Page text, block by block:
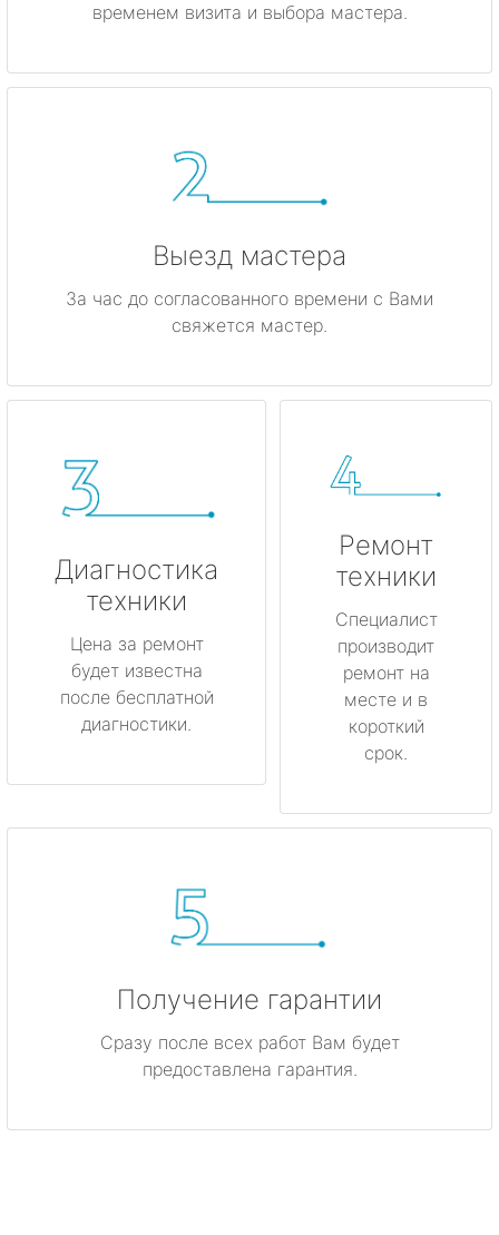
временем визита и выбора мастера.
Выезд мастера
За час до согласованного времени с Вами
свяжется мастер.
Диагностика
техники
Цена за ремонт
будет известна
после бесплатной
диагностики.
Ремонт
техники
Специалист
производит
ремонт на
месте и в
короткий
срок.
Получение гарантии
Сразу после всех работ Вам будет
предоставлена гарантия.